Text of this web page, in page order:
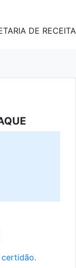
DE RECEITA
certidão.